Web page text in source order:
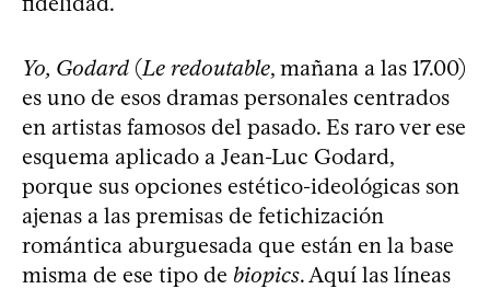
Yo, Godard (Le redoutable, mañana a las 17.00)
es uno de esos dramas personales centrados
en artistas famosos del pasado. Es raro ver ese
esquema aplicado a Jean-Luc Godard,
porque sus opciones estético-ideológicas son
ajenas a las premisas de fetichización
romántica aburguesada que están en la base
misma de ese tipo de biopics. Aquí las líneas